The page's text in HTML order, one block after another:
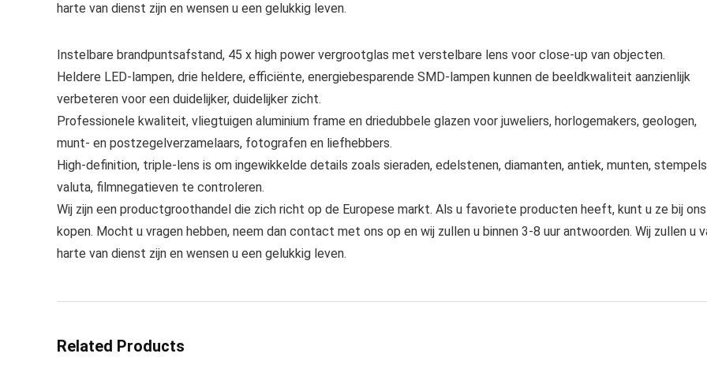
harte van dienst zijn en wensen u een gelukkig leven.
Instelbare brandpuntsafstand, 45 x high power vergrootglas met verstelbare lens voor close-up van objecten.
Heldere LED-lampen, drie heldere, efficiënte, energiebesparende SMD-lampen kunnen de beeldkwaliteit aanzienlijk
verbeteren voor een duidelijker, duidelijker zicht.
Professionele kwaliteit, vliegtuigen aluminium frame en driedubbele glazen voor juweliers, horlogemakers, geologen,
munt- en postzegelverzamelaars, fotografen en liefhebbers.
High-definition, triple-lens is om ingewikkelde details zoals sieraden, edelstenen, diamanten, antiek, munten,
valuta, filmnegatieven te controleren.
Wij zijn een productgroothandel die zich richt op de Europese markt. Als u favoriete producten heeft, kunt u ze bij ons
kopen. Mocht u vragen hebben, neem dan contact met ons op en wij zullen u binnen 3-8 uur antwoorden. Wij zullen u
harte van dienst zijn en wensen u een gelukkig leven.
Related Products